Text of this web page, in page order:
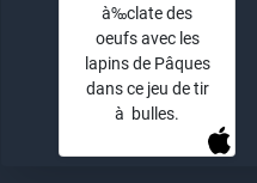
à‰clate des
oeufs avec les
lapins de Pâques
dans ce jeu de tir
à bulles.